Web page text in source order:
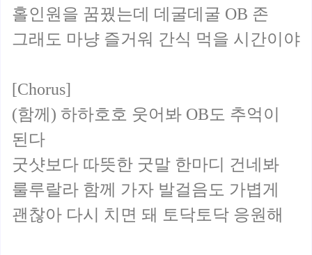
홀인원을 꿈꿨는데 데굴데굴 OB 존
그래도 마냥 즐거워 간식 먹을 시간이야
[Chorus]
(함께) 하하호호 웃어봐 OB도 추억이
된다
굿샷보다 따뜻한 굿말 한마디 건네봐
룰루랄라 함께 가자 발걸음도 가볍게
괜찮아 다시 치면 돼 토닥토닥 응원해